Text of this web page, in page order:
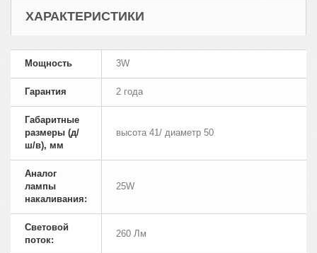
ХАРАКТЕРИСТИКИ
Мощность 3W
Гарантия 2 года
Габаритные
размеры (д/
ш/в), мм
высота 41/ диаметр 50
Аналог
лампы
накаливания:
25W
Cветовой
поток:
260 Лм